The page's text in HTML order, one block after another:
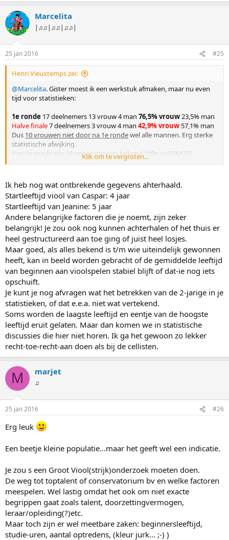
r
d
e
n
g
Marcelita
|♫♫|♫♫|♫♫|
25 jan 2016 #25
Henri Vieuxtemps zei:
@Marcelita. Gister moest ik een werkstuk afmaken, maar nu even
tijd voor statistieken:
1e ronde 17 deelnemers 13 vrouw 4 man 76,5% vrouw23,5% man
Halve finale7 deelnemers 3 vrouw 4 man 42,9% vrouw 57,1% man
Dus 10 vrouwen niet door na 1e rondewel alle mannen. Erg sterke
statistische afwijking.
Van 1e ronde zijn 16 geboortejaren bekend 199n n=556422?
5020621326 =51/16= 3,1875
Halve finale zijn alle geboortejaren bekend n=5422013 n=2,4286
Dusgemiddelde geboortejaar halve finaleis1992,4286Halve
finalisten zijn ouder, want meer concourservaring, levenservaring?
Beginleeftijd vioolles 1e ronde
jaar
Beginleeftijd halve finale?5655?6 =5,4 jaarGemiddeld later
begonnen met vioolspelen.
Andere en belangrijkere factoren zijn ook soort instrument,
kostbaar en kwalitatief goed of goedkoop. Welke
(conservatorium)docent(en)? Hoeveel studiediscipline/talent?
Hoeveel concourservaring? Sociale achtergrond en hadden ouders
genoeg geld voor vioolles?
Klik om te vergroten...
Ik heb nog wat ontbrekende gegevens ahterhaald.
Startleeftijd viool van Caspar: 4 jaar
Startleeftijd van Jeanine: 5 jaar
Andere belangrijke factoren die je noemt, zijn zeker
belangrijk! Je zou ook nog kunnen achterhalen of het thuis er
heel gestructureerd aan toe ging of juist heel losjes.
Maar goed, als alles bekend is t/m wie uiteindelijk gewonnen
heeft, kan in beeld worden gebracht of de gemiddelde leeftijd
van beginnen aan vioolspelen stabiel blijft of dat-ie nog iets
opschuift.
Je kunt je nog afvragen wat het betrekken van de 2-jarige in je
statistieken, of dat e.e.a. niet wat vertekend.
Soms worden de laagste leeftijd en eentje van de hoogste
leeftijd eruit gelaten. Maar dan komen we in statistische
discussies die hier niet horen. Ik ga het gewoon zo lekker
recht-toe-recht-aan doen als bij de cellisten.
M marjet
♫
25 jan 2016 #26
Erg leuk
Een beetje kleine populatie...maar het geeft wel een indicatie.
Je zou s een Groot Viool(strijk)onderzoek moeten doen.
De weg tot toptalent of conservatorium bv en welke factoren
meespelen. Wel lastig omdat het ook om niet exacte
begrippen gaat zoals talent, doorzettingvermogen,
leraar/opleiding(?)etc.
Maar toch zijn er wel meetbare zaken: beginnersleeftijd,
studie-uren, aantal optredens, (kleur jurk... ;-) )